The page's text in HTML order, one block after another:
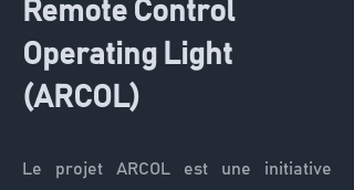
Remote Control
Operating Light
(ARCOL)
Le projet ARCOL est une initiative